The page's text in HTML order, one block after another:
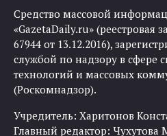
Средство массовой
«GazetaDaily.ru»
67944 от 13.12.2016),
службой по надзору в сфере
технологий и массовых
(Роскомнадзор).
Учредитель: Харитонов
Главный редактор: Чухутова